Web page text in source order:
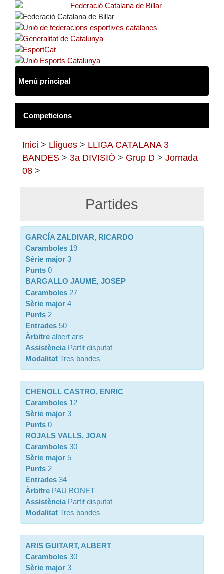
Inici > Lligues > LLIGA CATALANA 3
BANDES > 3a DIVISIÓ > Grup D > Jornada
08 >
Partides
GARCÍA ZALDIVAR, RICARDO
Caramboles 19
Sèrie major 3
Punts 0
BARGALLO JAUME, JOSEP
Caramboles 27
Sèrie major 4
Punts 2
Entrades 50
Àrbitre albert aris
AssistènciaPartit disputat
Modalitat Tres bandes
CHENOLL CASTRO, ENRIC
Caramboles 12
Sèrie major 3
Punts 0
ROJALS VALLS, JOAN
Caramboles 30
Sèrie major 5
Punts 2
Entrades 34
Àrbitre PAU BONET
AssistènciaPartit disputat
Modalitat Tres bandes
ARIS GUITART, ALBERT
Caramboles 30
Sèrie major 3